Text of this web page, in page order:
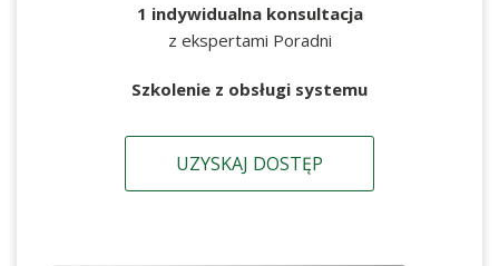
1 indywidualna konsultacja
z ekspertami Poradni
Szkolenie z obsługi systemu
UZYSKAJ DOSTĘP